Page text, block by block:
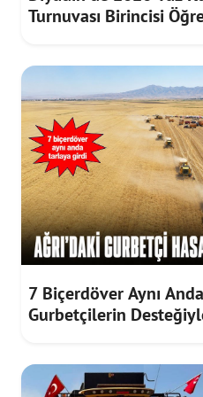
Turnuvası Birincisi
7 Biçerdöver Aynı
Gurbetçilerin